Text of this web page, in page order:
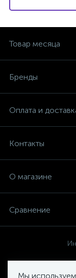
Мы
Товар месяца
Бренды
Оплата и
Контакты
О магазине
Сравнение